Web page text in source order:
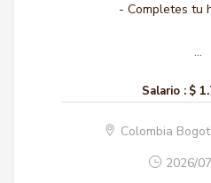
- Completes tu
...
Salario : $
Colombia
2026/